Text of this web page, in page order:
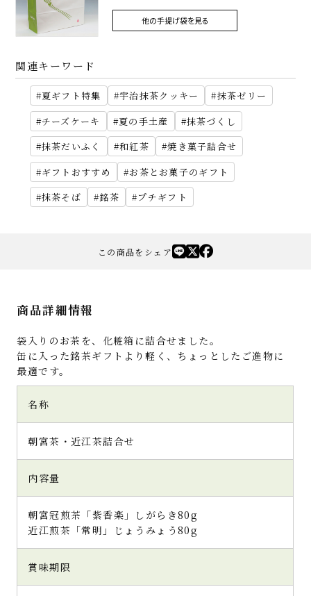
他の手提げ袋を見る
関連キーワード
夏ギフト特集 宇治抹茶クッキー
抹茶ゼリー
チーズケーキ
夏の手土産
抹茶づくし
抹茶だいふく
和紅茶
焼き菓子詰合せ
ギフトおすすめ
お茶とお菓子のギフト
抹茶そば
銘茶 プチギフト
この商品をシェア
商品詳細情報
袋入りのお茶を、化粧箱に詰合せました。
缶に入った銘茶ギフトより軽く、ちょっとしたご進物に
最適です。
名称
朝宮茶・近江茶詰合せ
内容量
朝宮冠煎茶「紫香楽」しがらき80g
近江煎茶「常明」じょうみょう80g
賞味期限